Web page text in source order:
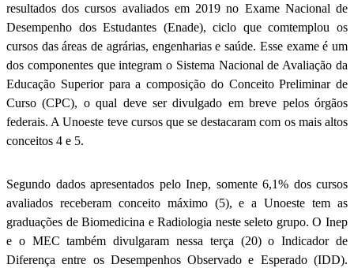
resultados dos cursos avaliados em 2019 no Exame Nacional de
Desempenho dos Estudantes (Enade), ciclo que comtemplou os
cursos das áreas de agrárias, engenharias e saúde. Esse exame é um
dos componentes que integram o Sistema Nacional de Avaliação da
Educação Superior para a composição do Conceito Preliminar de
Curso (CPC), o qual deve ser divulgado em breve pelos órgãos
federais. A Unoeste teve cursos que se destacaram com os mais altos
conceitos 4 e 5.
Segundo dados apresentados pelo Inep, somente 6,1% dos cursos
avaliados receberam conceito máximo (5), e a Unoeste tem as
graduações de Biomedicina e Radiologia neste seleto grupo. O Inep
e o MEC também divulgaram nessa terça (20) o Indicador de
Diferença entre os Desempenhos Observado e Esperado (IDD).